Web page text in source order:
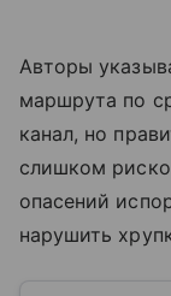
Авторы
маршрута по
канал, но
слишком
опасений
нарушить